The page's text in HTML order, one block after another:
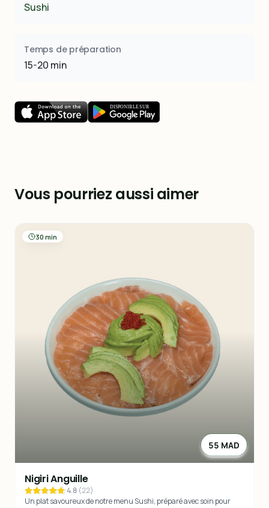
Sushi
Temps de préparation
15-20 min
Vous pourriez aussi aimer
30 min
55 MAD
Nigiri Anguille
4.8 (22)
Un plat savoureux de notre menu Sushi, préparé avec soin pour